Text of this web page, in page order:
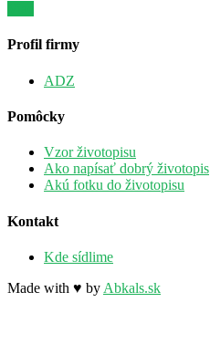
Profil firmy
ADZ
Pomôcky
Vzor životopisu
Ako napísať dobrý životopis
Akú fotku do životopisu
Kontakt
Kde sídlime
Made with ♥ by Abkals.sk